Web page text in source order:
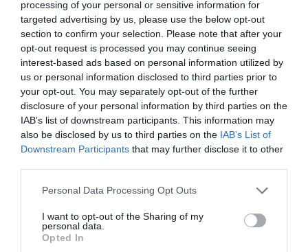
processing of your personal or sensitive information for
targeted advertising by us, please use the below opt-out
section to confirm your selection. Please note that after your
opt-out request is processed you may continue seeing
interest-based ads based on personal information utilized by
us or personal information disclosed to third parties prior to
your opt-out. You may separately opt-out of the further
disclosure of your personal information by third parties on the
IAB’s list of downstream participants. This information may
also be disclosed by us to third parties on the IAB’s List of
Downstream Participants that may further disclose it to other
Personal Data Processing Opt Outs
I want to opt-out of the Sharing of my
personal data.
Opted In